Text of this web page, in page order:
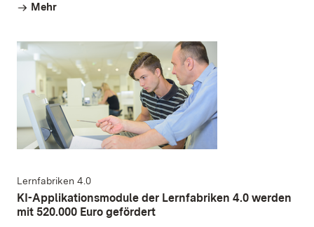
Mehr
Lernfabriken 4.0
KI-Applikationsmodule der Lernfabriken 4.0 werden
mit 520.000 Euro gefördert